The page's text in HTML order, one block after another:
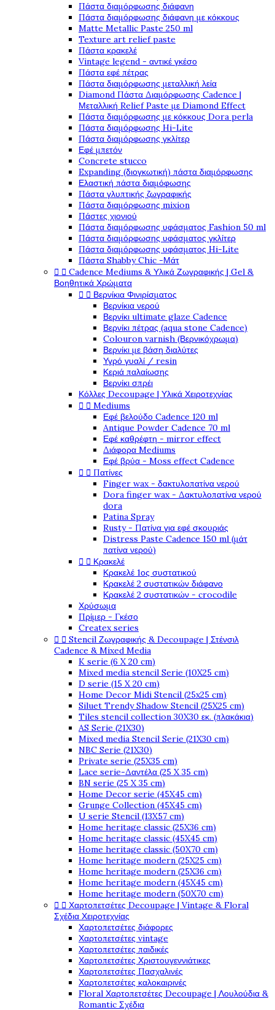
Πάστα διαμόρφωσης διάφανη
Πάστα διαμόρφωσης διάφανη με κόκκους
Matte Metallic Paste 250 ml
Texture art relief paste
Πάστα κρακελέ
Vintage legend - αντικέ γκέσο
Πάστα εφέ πέτρας
Πάστα διαμόρφωσης μεταλλική λεία
Diamond Πάστα Διαμόρφωσης Cadence |
Μεταλλική Relief Paste με Diamond Effect
Πάστα διαμόρφωσης με κόκκους Dora perla
Πάστα διαμόρφωσης Hi-Lite
Πάστα διαμόρφωσης γκλίτερ
Εφέ μπετόν
Concrete stucco
Expanding (διογκωτική) πάστα διαμόρφωσης
Ελαστική πάστα διαμόφωσης
Πάστα γλυπτικής ζωγραφικής
Πάστα διαμόρφωσης mixion
Πάστες χιονιού
Πάστα διαμόρφωσης υφάσματος Fashion 50 ml
Πάστα διαμόρφωσης υφάσματος γκλίτερ
Πάστα διαμόρφωσης υφάσματος Hi-Lite
Πάστα Shabby Chic -Μάτ
  Cadence Mediums & Υλικά Ζωγραφικής | Gel &
Βοηθητικά Χρώματα
  Βερνίκια Φινιρίσματος
Βερνίκια νερού
Βερνίκι ultimate glaze Cadence
Βερνίκι πέτρας (aqua stone Cadence)
Colouron varnish (Βερνικόχρωμα)
Βερνίκι με βάση διαλύτες
Υγρό γυαλί / resin
Κεριά παλαίωσης
Βερνίκι σπρέι
Κόλλες Decoupage | Υλικά Χειροτεχνίας
  Mediums
Εφέ βελούδο Cadence 120 ml
Antique Powder Cadence 70 ml
Εφέ καθρέφτη - mirror effect
Διάφορα Mediums
Εφέ βρύα - Moss effect Cadence
  Πατίνες
Finger wax - δακτυλοπατίνα νερού
Dora finger wax - Δακτυλοπατίνα νερού
dora
Patina Spray
Rusty - Πατίνα για εφέ σκουριάς
Distress Paste Cadence 150 ml (μάτ
πατίνα νερού)
  Κρακελέ
Κρακελέ 1ος συστατικού
Κρακελέ 2 συστατικών διάφανο
Κρακελέ 2 συστατικών - crocodile
Χρύσωμα
Πρίμερ - Γκέσο
Createx series
  Stencil Ζωγραφικής & Decoupage | Στένσιλ
Cadence & Mixed Media
K serie (6 X 20 cm)
Mixed media stencil Serie (10X25 cm)
D serie (15 X 20 cm)
Home Decor Midi Stencil (25x25 cm)
Siluet Trendy Shadow Stencil (25X25 cm)
Tiles stencil collection 30X30 εκ. (πλακάκια)
AS Serie (21X30)
Mixed media Stencil Serie (21X30 cm)
NBC Serie (21X30)
Private serie (25X35 cm)
Lace serie-Δαντέλα (25 X 35 cm)
BN serie (25 X 35 cm)
Home Decor serie (45X45 cm)
Grunge Collection (45X45 cm)
U serie Stencil (13X57 cm)
Home heritage classic (25X36 cm)
Home heritage classic (45X45 cm)
Home heritage classic (50X70 cm)
Home heritage modern (25X25 cm)
Home heritage modern (25X36 cm)
Home heritage modern (45X45 cm)
Home heritage modern (50X70 cm)
  Χαρτοπετσέτες Decoupage | Vintage & Floral
Σχέδια Χειροτεχνίας
Χαρτοπετσέτες διάφορες
Χαρτοπετσέτες vintage
Χαρτοπετσέτες παιδικές
Χαρτοπετσέτες Χριστουγεννιάτικες
Χαρτοπετσέτες Πασχαλινές
Χαρτοπετσέτες καλοκαιρινές
Floral Χαρτοπετσέτες Decoupage | Λουλούδια &
Romantic Σχέδια